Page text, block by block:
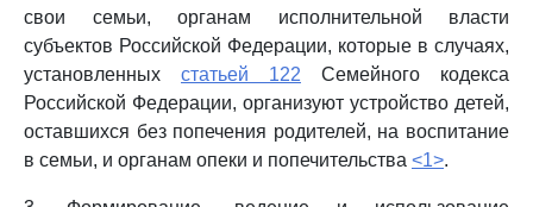
свои семьи, органам исполнительной власти
субъектов Российской Федерации, которые в случаях,
установленных статьей 122 Семейного кодекса
Российской Федерации, организуют устройство детей,
оставшихся без попечения родителей, на воспитание
в семьи, и органам опеки и попечительства <1>.